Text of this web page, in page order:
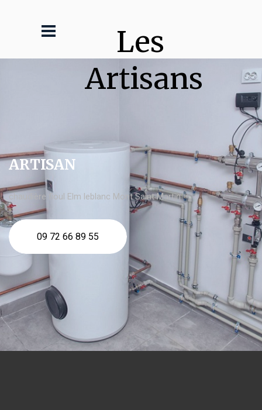
Les
Artisans
ARTISAN
chaudière fioul Elm leblanc Mont Saint Martin
09 72 66 89 55